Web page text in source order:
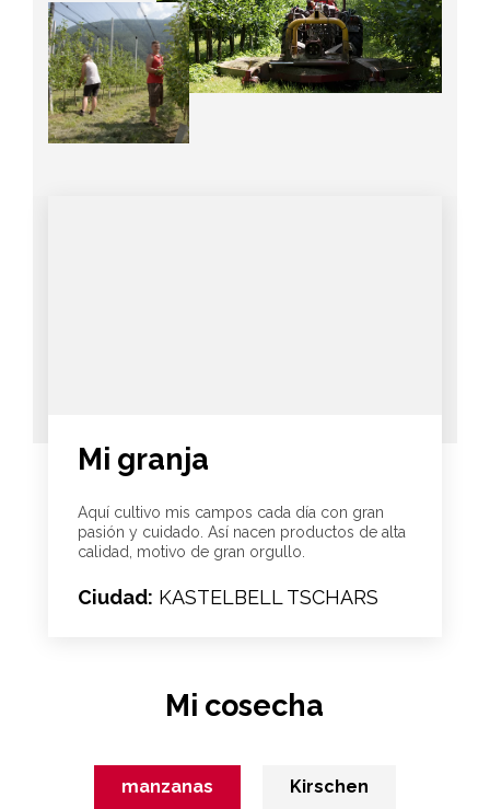
Mi granja
Aquí cultivo mis campos cada día con gran
pasión y cuidado. Así nacen productos de alta
calidad, motivo de gran orgullo.
Ciudad: KASTELBELL TSCHARS
Mi cosecha
manzanas Kirschen